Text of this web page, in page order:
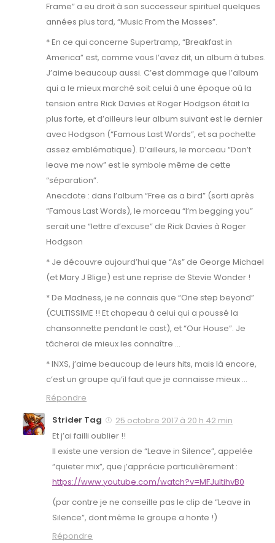
Frame” a eu droit à son successeur spirituel quelques
années plus tard, “Music From the Masses”.
* En ce qui concerne Supertramp, “Breakfast in
America” est, comme vous l’avez dit, un album à tubes.
J’aime beaucoup aussi. C’est dommage que l’album
qui a le mieux marché soit celui à une époque où la
tension entre Rick Davies et Roger Hodgson était la
plus forte, et d’ailleurs leur album suivant est le dernier
avec Hodgson (“Famous Last Words”, et sa pochette
assez emblématique). D’ailleurs, le morceau “Don’t
leave me now” est le symbole même de cette
“séparation”.
Anecdote : dans l’album “Free as a bird” (sorti après
“Famous Last Words), le morceau “I’m begging you”
serait une “lettre d’excuse” de Rick Davies à Roger
Hodgson
* Je découvre aujourd’hui que “As” de George Michael
(et Mary J Blige) est une reprise de Stevie Wonder !
* De Madness, je ne connais que “One step beyond”
(CULTISSIME !! Et chapeau à celui qui a poussé la
chansonnette pendant le cast), et “Our House”. Je
tâcherai de mieux les connaître …
* INXS, j’aime beaucoup de leurs hits, mais là encore,
c’est un groupe qu’il faut que je connaisse mieux …
Répondre
Strider Tag
25 octobre 2017 à 20 h 42 min
Et j’ai failli oublier !!
Il existe une version de “Leave in Silence”, appelée
“quieter mix”, que j’apprécie particulièrement :
https://www.youtube.com/watch?v=MFJultihvB0
(par contre je ne conseille pas le clip de “Leave in
Silence”, dont même le groupe a honte !)
Répondre